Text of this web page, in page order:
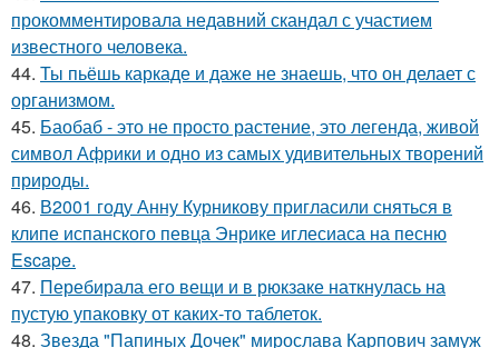
прокомментировала недавний скандал с участием
известного человека.
44. Ты пьёшь каркаде и даже не знаешь, что он делает с
организмом.
45. Баобаб - это не просто растение, это легенда, живой
символ Африки и одно из самых удивительных творений
природы.
46. В2001 году Анну Курникову пригласили сняться в
клипе испанского певца Энрике иглесиаса на песню
Escape.
47. Перебирала его вещи и в рюкзаке наткнулась на
пустую упаковку от каких-то таблеток.
48. Звезда "Папиных Дочек" мирослава Карпович замуж